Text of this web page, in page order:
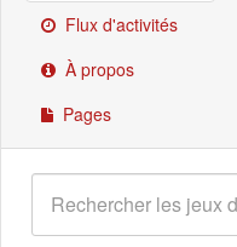
Demandes
À propos
Flux d'activités
À propos
Pages